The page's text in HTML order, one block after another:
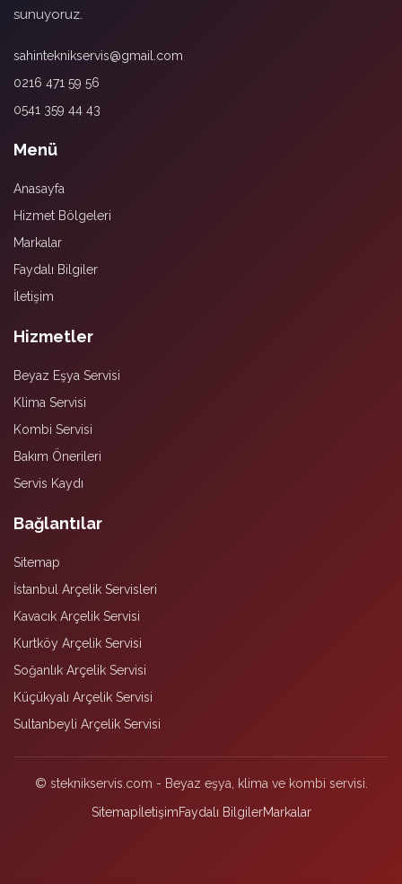
sunuyoruz.
sahinteknikservis@gmail.com
0216 471 59 56
0541 359 44 43
Menü
Anasayfa
Hizmet Bölgeleri
Markalar
Faydalı Bilgiler
İletişim
Hizmetler
Beyaz Eşya Servisi
Klima Servisi
Kombi Servisi
Bakım Önerileri
Servis Kaydı
Bağlantılar
Sitemap
İstanbul Arçelik Servisleri
Kavacık Arçelik Servisi
Kurtköy Arçelik Servisi
Soğanlık Arçelik Servisi
Küçükyalı Arçelik Servisi
Sultanbeyli Arçelik Servisi
© steknikservis.com - Beyaz eşya, klima ve kombi servisi.
SitemapİletişimFaydalı BilgilerMarkalar